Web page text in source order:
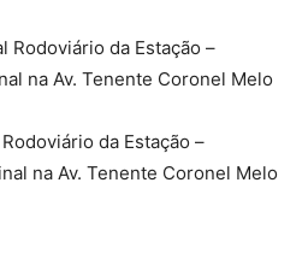
Rodoviário da Estação –
na Av. Tenente Coronel Melo
da Estação –
na Av. Tenente Coronel Melo